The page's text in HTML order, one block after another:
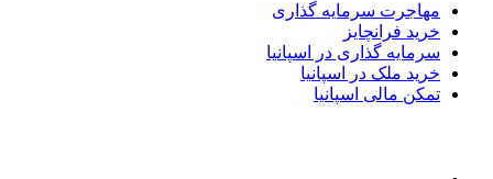
مهاجرت سرمایه گذاری
خرید فرانچایز
سرمایه گذاری در اسپانیا
خرید ملک در اسپانیا
تمکن مالی اسپانیا